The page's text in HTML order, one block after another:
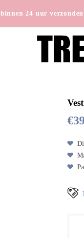
binnen 24 uur verzonden
€